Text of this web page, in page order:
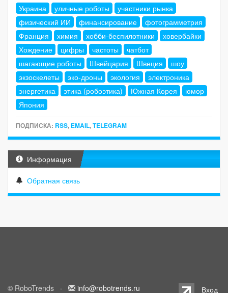
Украина
уличные роботы
участники рынка
физический ИИ
финансирование
фотограмметрия
Франция
химия хобби-беспилотники
ховербайки
Хождение
цифры частоты
чатбот
шагающие роботы
Швейцария Швеция
шоу
экзоскелеты
эко-дроны экология
электроника
энергетика
этика (робоэтика) Южная Корея
юмор
Япония
ПОДПИСКА: RSS, EMAIL,TELEGRAM
Информация
Обратная связь
© RoboTrends ·
info@robotrends.ru
Вход